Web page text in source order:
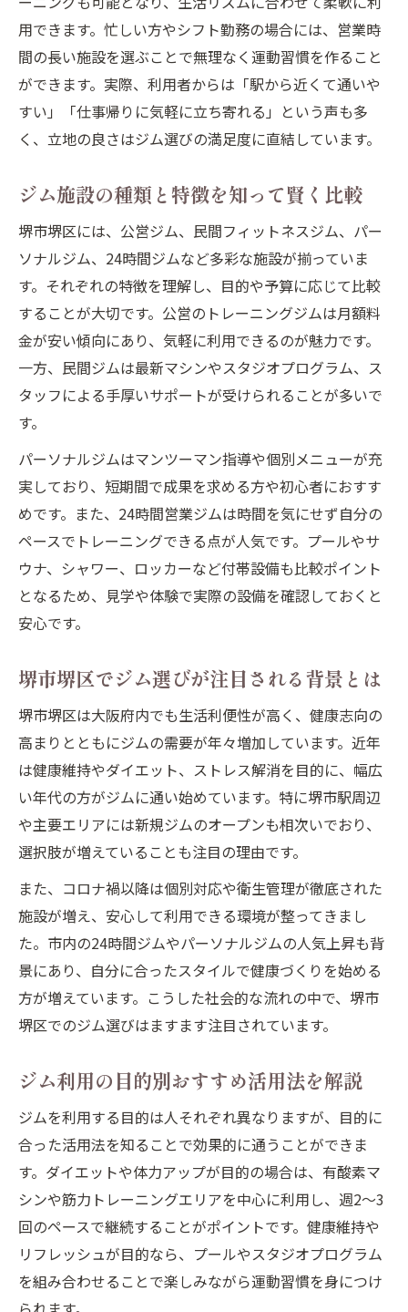
ジムで自分時間を充実させるポイント
深夜や早朝でも安心して使えるジムの魅力
24時間営業ジムと通常ジムの違いを比較
トレーニング初心者にも安心のジム選び
ト
心感
パーソナル指導のあるジムの選び方ガイド
ジム初心者向けプログラムの選び方を解説
ジム体験利用や見学の活用法を紹介
用できます。忙しい方やシフト勤務の場合には、営業時
間の長い施設を選ぶことで無理なく運動習慣を作ること
ができます。実際、利用者からは「駅から近くて通いや
すい」「仕事帰りに気軽に立ち寄れる」という声も多
く、立地の良さはジム選びの満足度に直結しています。
ジム施設の種類と特徴を知って賢く比較
堺市堺区には、公営ジム、民間フィットネスジム、パー
ソナルジム、24時間ジムなど多彩な施設が揃っていま
す。それぞれの特徴を理解し、目的や予算に応じて比較
することが大切です。公営のトレーニングジムは月額料
金が安い傾向にあり、気軽に利用できるのが魅力です。
一方、民間ジムは最新マシンやスタジオプログラム、ス
タッフによる手厚いサポートが受けられることが多いで
す。
パーソナルジムはマンツーマン指導や個別メニューが充
実しており、短期間で成果を求める方や初心者におすす
めです。また、24時間営業ジムは時間を気にせず自分の
ペースでトレーニングできる点が人気です。プールやサ
ウナ、シャワー、ロッカーなど付帯設備も比較ポイント
となるため、見学や体験で実際の設備を確認しておくと
安心です。
堺市堺区でジム選びが注目される背景とは
堺市堺区は大阪府内でも生活利便性が高く、健康志向の
高まりとともにジムの需要が年々増加しています。近年
は健康維持やダイエット、ストレス解消を目的に、幅広
い年代の方がジムに通い始めています。特に堺市駅周辺
や主要エリアには新規ジムのオープンも相次いでおり、
選択肢が増えていることも注目の理由です。
また、コロナ禍以降は個別対応や衛生管理が徹底された
施設が増え、安心して利用できる環境が整ってきまし
た。市内の24時間ジムやパーソナルジムの人気上昇も背
景にあり、自分に合ったスタイルで健康づくりを始める
方が増えています。こうした社会的な流れの中で、堺市
堺区でのジム選びはますます注目されています。
ジム利用の目的別おすすめ活用法を解説
ジムを利用する目的は人それぞれ異なりますが、目的に
合った活用法を知ることで効果的に通うことができま
す。ダイエットや体力アップが目的の場合は、有酸素マ
シンや筋力トレーニングエリアを中心に利用し、週2〜3
回のペースで継続することがポイントです。健康維持や
リフレッシュが目的なら、プールやスタジオプログラム
を組み合わせることで楽しみながら運動習慣を身につけ